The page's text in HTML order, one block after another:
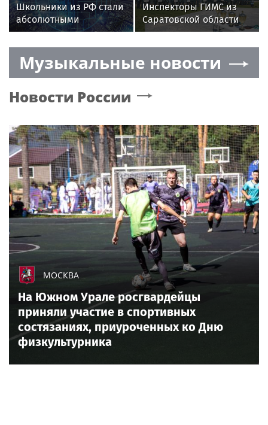
Школьники из РФ стали
абсолютными
чемпионами на
Астане
Инспекторы ГИМС из
Саратовской области
стали победителями XIX
моторному спорту
Музыкальные новости
Новости России
МОСКВА
На Южном Урале росгвардейцы
приняли участие в спортивных
состязаниях, приуроченных ко Дню
физкультурника